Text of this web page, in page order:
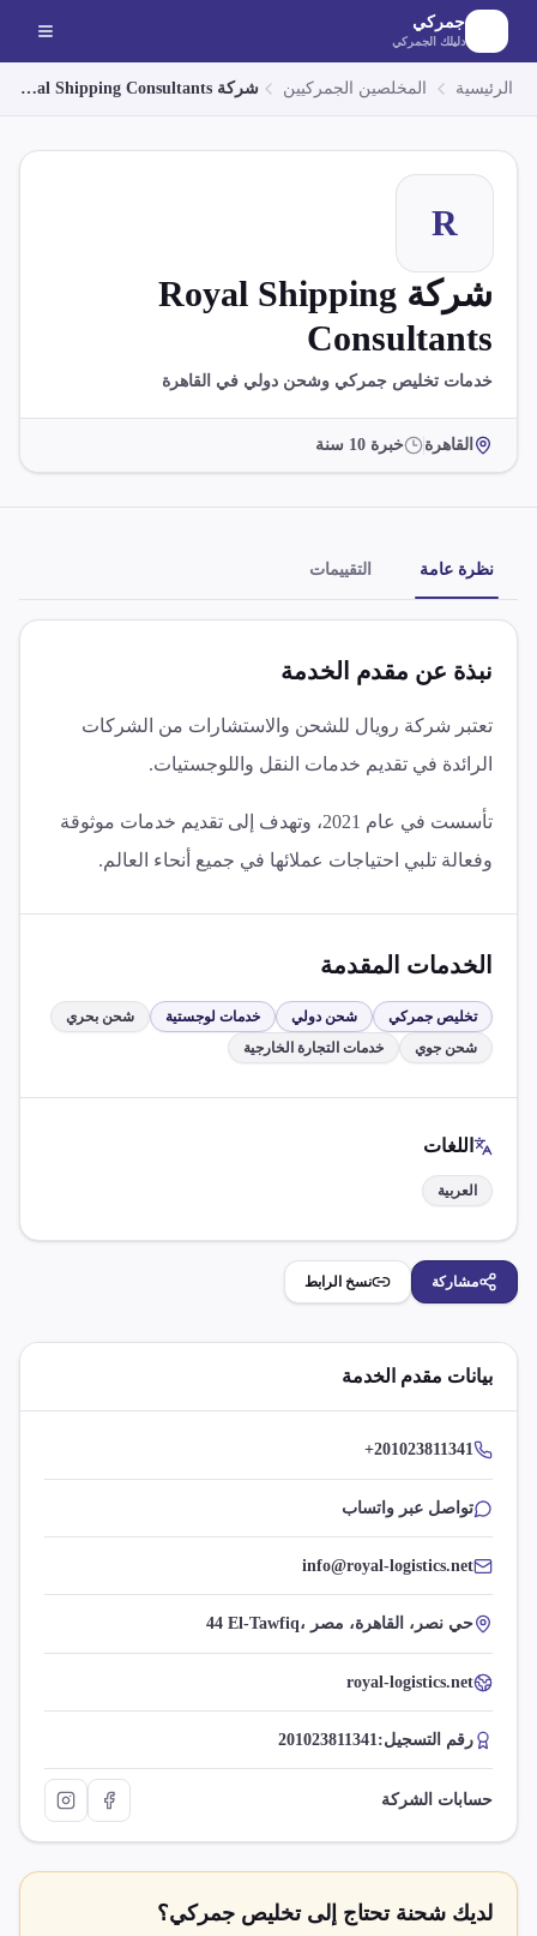
الانتقال إلى المحتوى الرئيسي
جمركي
دليلك الجمركي
الرئيسية المخلصين الجمركيين شركة Royal Shipping Consultants
R
شركة Royal Shipping
Consultants
خدمات تخليص جمركي وشحن دولي في القاهرة
القاهرة خبرة 10 سنة
نظرة عامة التقييمات
نبذة عن مقدم الخدمة
تعتبر شركة رويال للشحن والاستشارات من الشركات
الرائدة في تقديم خدمات النقل واللوجستيات.
تأسست في عام 2021، وتهدف إلى تقديم خدمات موثوقة
وفعالة تلبي احتياجات عملائها في جميع أنحاء العالم.
الخدمات المقدمة
تخليص جمركي شحن دولي خدمات لوجستية
شحن بحري
شحن جوي
خدمات التجارة الخارجية
اللغات
العربية
مشاركة نسخ الرابط
بيانات مقدم الخدمة
+201023811341
تواصل عبر واتساب
info@royal-logistics.net
44 El-Tawfiq، حي نصر، القاهرة، مصر
royal-logistics.net
رقم التسجيل: 201023811341
حسابات الشركة
لديك شحنة تحتاج إلى تخليص جمركي؟